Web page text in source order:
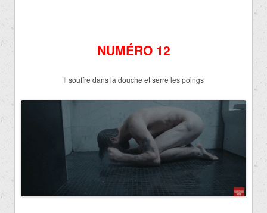
NUMÉRO 12
Il souffre dans la douche et serre les poings